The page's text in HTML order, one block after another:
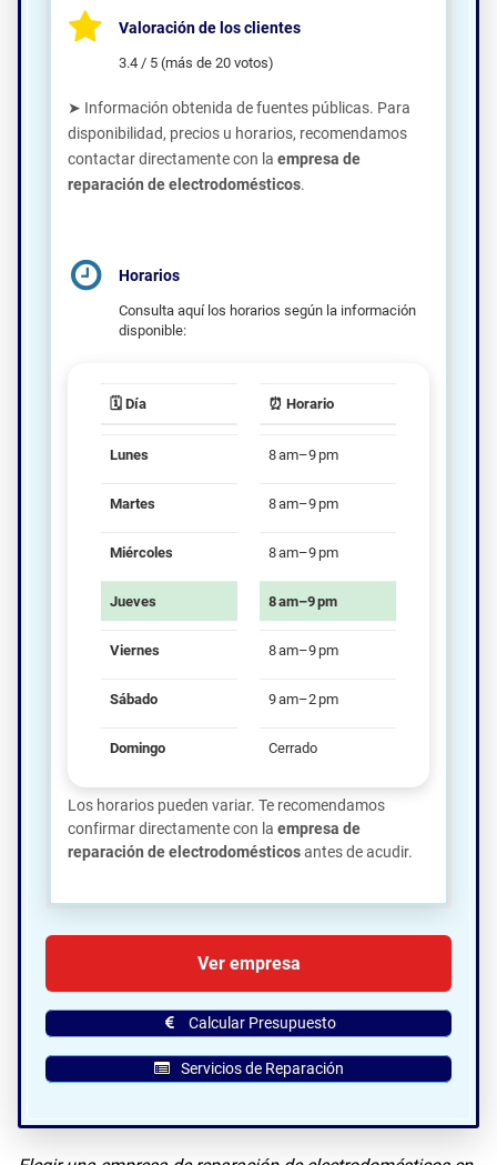
Valoración de los clientes
3.4 / 5 (más de 20 votos)
➤ Información obtenida de fuentes públicas. Para
disponibilidad, precios u horarios, recomendamos
contactar directamente con la empresa de
reparación de electrodomésticos.
Horarios
Consulta aquí los horarios según la información
disponible:
🗓️ Día ⏰ Horario
Lunes 8 am–9 pm
Martes 8 am–9 pm
Miércoles 8 am–9 pm
Jueves 8 am–9 pm
Viernes 8 am–9 pm
Sábado 9 am–2 pm
Domingo Cerrado
Los horarios pueden variar. Te recomendamos
confirmar directamente con la empresa de
reparación de electrodomésticosantes de acudir.
🗺️ Ubicación de Samsung Servicio
Técnico Samsung
Ver empresa
Calcular Presupuesto
Servicios de Reparación